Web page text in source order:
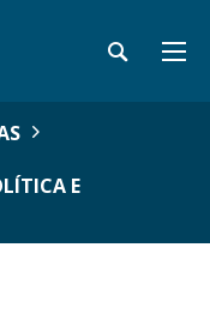
E